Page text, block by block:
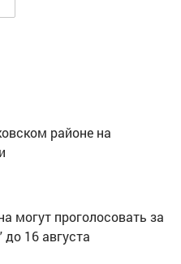
районе на
могут проголосовать за
16 августа